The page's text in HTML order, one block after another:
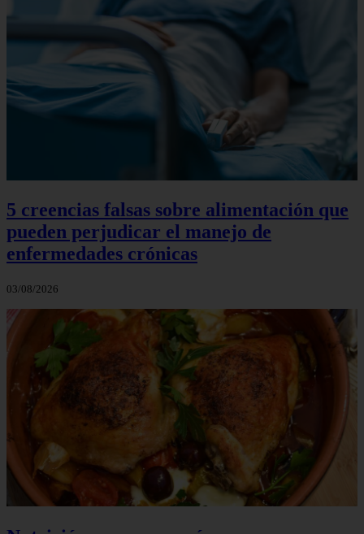
5 creencias falsas sobre alimentación que
pueden perjudicar el manejo de
enfermedades crónicas
03/08/2026